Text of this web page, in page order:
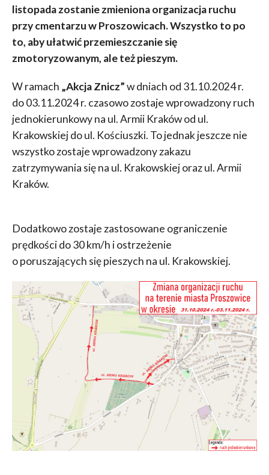
listopada zostanie zmieniona organizacja ruchu
przy cmentarzu w Proszowicach. Wszystko to po
to, aby ułatwić przemieszczanie się
zmotoryzowanym, ale też pieszym.
W ramach „Akcja Znicz”w dniach od 31.10.2024 r.
do 03.11.2024 r. czasowo zostaje wprowadzony ruch
jednokierunkowy na ul. Armii Kraków od ul.
Krakowskiej do ul. Kościuszki. To jednak jeszcze nie
wszystko zostaje wprowadzony zakazu
zatrzymywania się na ul. Krakowskiej oraz ul. Armii
Kraków.
Dodatkowo zostaje zastosowane ograniczenie
prędkości do 30 km/h i ostrzeżenie
o poruszających się pieszych na ul. Krakowskiej.